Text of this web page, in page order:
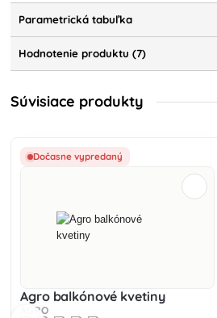
Parametrická tabuľka
Hodnotenie produktu (7)
Súvisiace produkty
Dočasne vypredaný
Agro balkónové kvetiny
AGRO